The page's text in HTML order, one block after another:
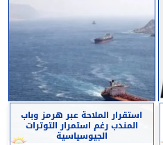
استقرار الملاحة عبر هرمز وباب
المندب رغم استمرار التوترات
الجيوسياسية